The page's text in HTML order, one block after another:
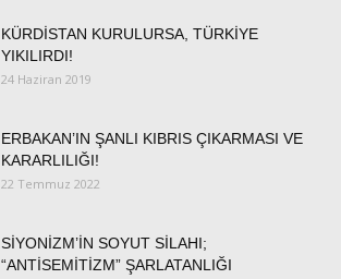
KÜRDİSTAN KURULURSA, TÜRKİYE
YIKILIRDI!
24 Haziran 2019
ERBAKAN’IN ŞANLI KIBRIS ÇIKARMASI VE
KARARLILIĞI!
22 Temmuz 2022
SİYONİZM’İN SOYUT SİLAHI;
“ANTİSEMİTİZM” ŞARLATANLIĞI